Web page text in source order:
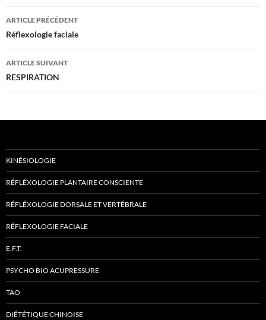
Navigation
des
articles
ARTICLE PRÉCÉDENT
Réflexologie faciale
ARTICLE SUIVANT
RESPIRATION
KINÉSIOLOGIE
RÉFLÉXOLOGIE PLANTAIRE CONSCIENTE
RÉFLÉXOLOGIE DORSALE ET VERTÉBRALE
RÉFLEXOLOGIE FACIALE
E.F.T.
PSYCHO BIO ACUPRESSURE
TAO
DIÉTÉTIQUE CHINOISE